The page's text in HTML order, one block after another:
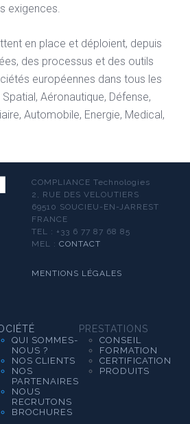
exigences.
en place et déploient, depuis
des processus et des outils
européennes dans tous les
Aéronautique, Défense,
Automobile, Energie, Medical,
COMPLIANCE Technologies
2, RUE DES VELOUTIERS
69510 SOUCIEU-EN-JARREST
FRANCE
TEL : +33 6 77 87 68 85
MEL : CONTACT
MENTIONS LÉGALES
QUI SOMMES-
NOUS ?
NOS CLIENTS
NOS
PARTENAIRES
NOUS
RECRUTONS
BROCHURES
PRESTATIONS
CONSEIL
FORMATION
CERTIFICATION
PRODUITS